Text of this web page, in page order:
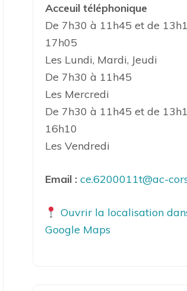
Acceuil téléphonique
De 7h30 à 11h45 et de
17h05
Les Lundi, Mardi, Jeudi
De 7h30 à 11h45
Les Mercredi
De 7h30 à 11h45 et de
16h10
Les Vendredi
Email : ce.6200011t@ac-
Ouvrir la localisation
Google Maps